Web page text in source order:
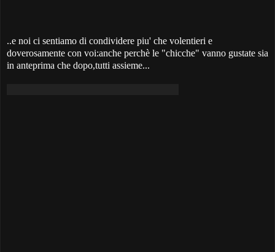
..e noi ci sentiamo di condividere piu' che volentieri e
doverosamente con voi:anche perchè le "chicche" vanno gustate sia
in anteprima che dopo,tutti assieme...